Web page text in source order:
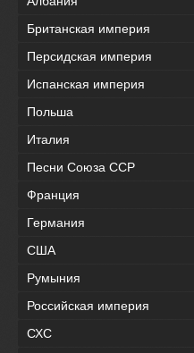
Британская империя
Персидская империя
Испанская империя
Польша
Италия
Песни Союза ССР
Франция
Германия
США
Румыния
Российская империя
СХС